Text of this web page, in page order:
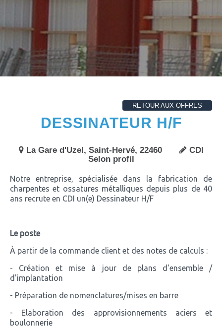
RETOUR AUX OFFRES
DESSINATEUR H/F
La Gare d'Uzel, Saint-Hervé, 22460
CDI
Selon profil
Notre entreprise, spécialisée dans la fabrication de
charpentes et ossatures métalliques depuis plus de 40
ans recrute en CDI un(e) Dessinateur H/F
Le poste
À partir de la commande client et des notes de calculs :
- Création et mise à jour de plans d'ensemble /
d'implantation
- Préparation de nomenclatures/mises en barre
- Elaboration des approvisionnements aciers et
boulonnerie